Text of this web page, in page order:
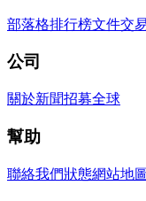
部落格排行榜文件交
公司
關於新聞招募全球
幫助
聯絡我們狀態網站地圖